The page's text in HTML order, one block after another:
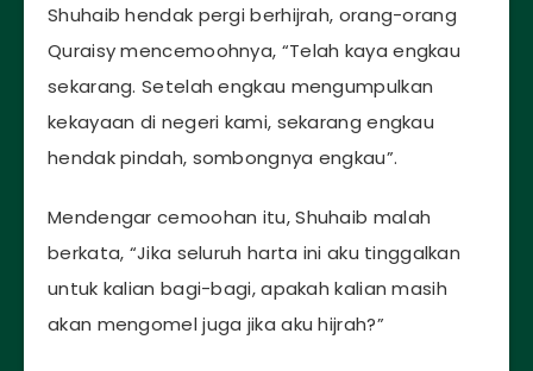
Shuhaib hendak pergi berhijrah, orang-orang
Quraisy mencemoohnya, “Telah kaya engkau
sekarang. Setelah engkau mengumpulkan
kekayaan di negeri kami, sekarang engkau
hendak pindah, sombongnya engkau”.
Mendengar cemoohan itu, Shuhaib malah
berkata, “Jika seluruh harta ini aku tinggalkan
untuk kalian bagi-bagi, apakah kalian masih
akan mengomel juga jika aku hijrah?”